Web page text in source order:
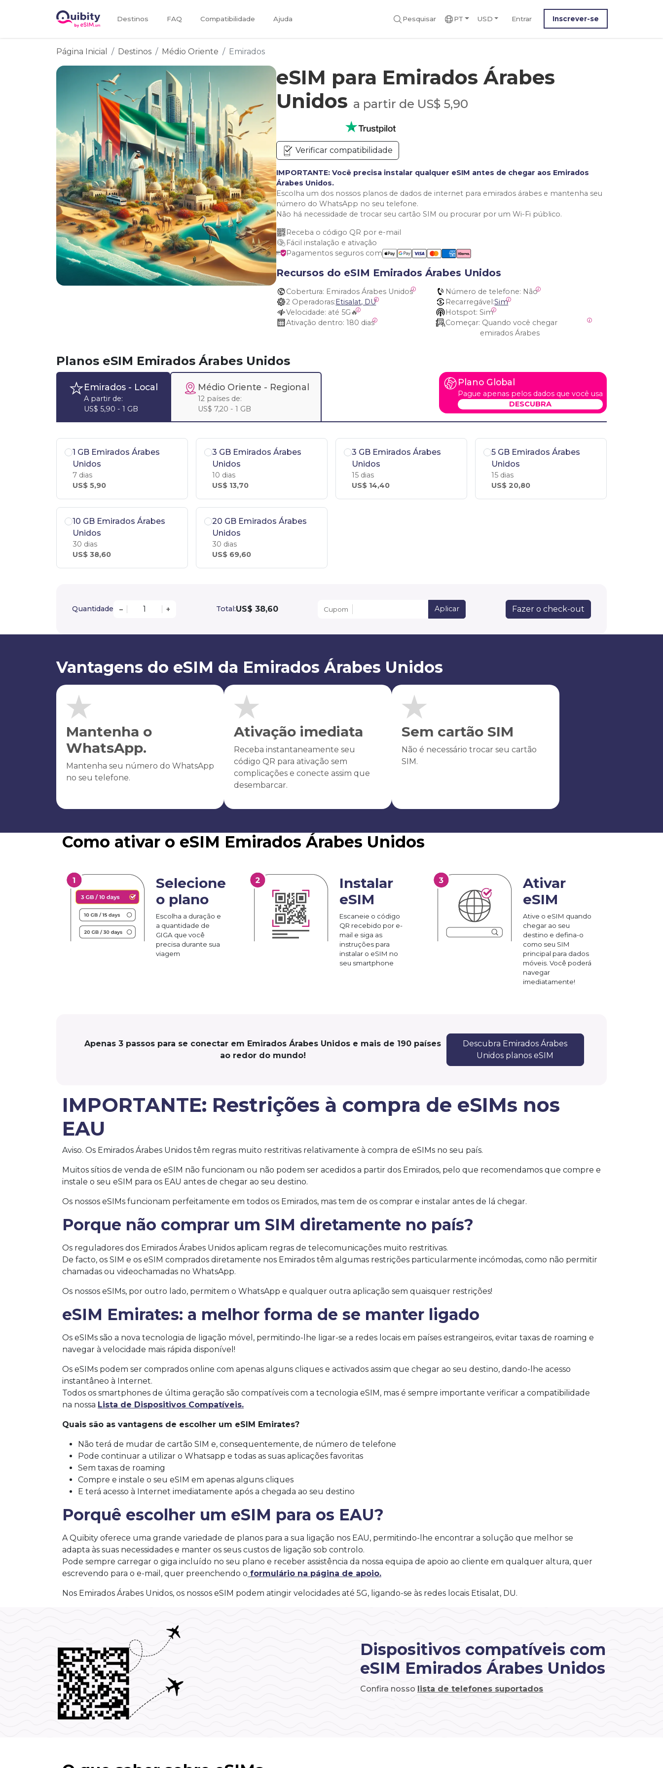
Destinos FAQ Compatibilidade Ajuda Pesquisar PT USD Entrar Inscrever-se
Página Inicial Destinos Médio Oriente Emirados
eSIM para Emirados Árabes
Unidos a partir de US$ 5,90
Verificar compatibilidade
IMPORTANTE: Você precisa instalar qualquer eSIM antes de chegar aos Emirados
Árabes Unidos.
Escolha um dos nossos planos de dados de internet para emirados árabes e mantenha seu
número do WhatsApp no seu telefone.
Não há necessidade de trocar seu cartão SIM ou procurar por um Wi-Fi público.
Receba o código QR por e-mail
Fácil instalação e ativação
Pagamentos seguros com
Recursos do eSIM Emirados Árabes Unidos
Cobertura: Emirados Árabes Unidos Número de telefone: Não
2 Operadoras:Etisalat, DU Recarregável:Sim
Velocidade: até 5G🔥 Hotspot: Sim
Ativação dentro: 180 dias Começar:
emirados Árabes
Planos eSIM Emirados Árabes Unidos
Emirados- Local
A partir de:
US$ 5,90 - 1 GB
Médio Oriente - Regional
12 países de:
US$ 7,20 - 1 GB
Plano Global
Pague apenas pelos dados que você usa
DESCUBRA
1 GB Emirados Árabes
Unidos
7 dias
US$ 5,90
3 GB Emirados Árabes
Unidos
10 dias
US$ 13,70
3 GB Emirados Árabes
Unidos
15 dias
US$ 14,40
5 GB Emirados Árabes
Unidos
15 dias
US$ 20,80
10 GB Emirados Árabes
Unidos
30 dias
US$ 38,60
20 GB Emirados Árabes
Unidos
30 dias
US$ 69,60
Quantidade – + Total:US$ 38,60 Cupom Aplicar Fazer o check-out
Vantagens do eSIM da Emirados Árabes Unidos
Mantenha o
WhatsApp.
Mantenha seu número do WhatsApp
no seu telefone.
Ativação imediata
Receba instantaneamente seu
código QR para ativação sem
complicações e conecte assim que
desembarcar.
Sem cartão SIM
Não é necessário trocar seu cartão
SIM.
Como ativar o eSIM Emirados Árabes Unidos
Selecione
o plano
Escolha a duração e
a quantidade de
GIGA que você
precisa durante sua
viagem
Instalar
eSIM
Escaneie o código
QR recebido por e-
mail e siga as
instruções para
instalar o eSIM no
seu smartphone
Ativar
eSIM
Ative o eSIM quando
chegar ao seu
destino e defina-o
como seu SIM
principal para dados
móveis. Você poderá
navegar
imediatamente!
Apenas 3 passos para se conectar em Emirados Árabes Unidos e mais de 190 países
ao redor do mundo!
Descubra Emirados Árabes
Unidos planos eSIM
IMPORTANTE: Restrições à compra de eSIMs nos
EAU
Aviso. Os Emirados Árabes Unidos têm regras muito restritivas relativamente à compra de eSIMs no seu país.
Muitos sítios de venda de eSIM não funcionam ou não podem ser acedidos a partir dos Emirados, pelo que recomendamos que compre e
instale o seu eSIM para os EAU antes de chegar ao seu destino.
Os nossos eSIMs funcionam perfeitamente em todos os Emirados, mas tem de os comprar e instalar antes de lá chegar.
Porque não comprar um SIM diretamente no país?
Os reguladores dos Emirados Árabes Unidos aplicam regras de telecomunicações muito restritivas.
De facto, os SIM e os eSIM comprados diretamente nos Emirados têm algumas restrições particularmente incómodas, como não permitir
chamadas ou videochamadas no WhatsApp.
Os nossos eSIMs, por outro lado, permitem o WhatsApp e qualquer outra aplicação sem quaisquer restrições!
eSIM Emirates: a melhor forma de se manter ligado
Os eSIMs são a nova tecnologia de ligação móvel, permitindo-lhe ligar-se a redes locais em países estrangeiros, evitar taxas de roaming e
navegar à velocidade mais rápida disponível!
Os eSIMs podem ser comprados online com apenas alguns cliques e activados assim que chegar ao seu destino, dando-lhe acesso
instantâneo à Internet.
Todos os smartphones de última geração são compatíveis com a tecnologia eSIM, mas é sempre importante verificar a compatibilidade
na nossa Lista de Dispositivos Compatíveis.
Quais são as vantagens de escolher um eSIM Emirates?
Não terá de mudar de cartão SIM e, consequentemente, de número de telefone
Pode continuar a utilizar o Whatsapp e todas as suas aplicações favoritas
Sem taxas de roaming
Compre e instale o seu eSIM em apenas alguns cliques
E terá acesso à Internet imediatamente após a chegada ao seu destino
Porquê escolher um eSIM para os EAU?
A Quibity oferece uma grande variedade de planos para a sua ligação nos EAU, permitindo-lhe encontrar a solução que melhor se
adapta às suas necessidades e manter os seus custos de ligação sob controlo.
Pode sempre carregar o giga incluído no seu plano e receber assistência da nossa equipa de apoio ao cliente em qualquer altura, quer
escrevendo para o e-mail, quer preenchendo o formulário na página de apoio.
Nos Emirados Árabes Unidos, os nossos eSIM podem atingir velocidades até 5G, ligando-se às redes locais Etisalat, DU.
Dispositivos compatíveis com
eSIM Emirados Árabes Unidos
Confira nosso lista de telefones suportados